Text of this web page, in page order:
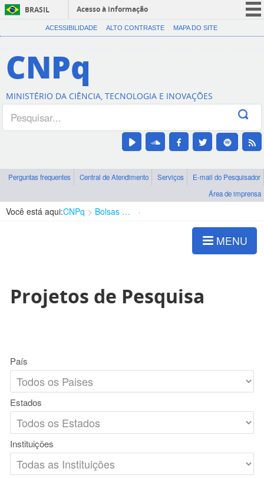
BRASIL
Acesso à informação
CORONAVÍRUS (COVID-19)
Canais
ACESSIBILIDADE ALTO CONTRASTE MAPA DO SITE
CNPq
MINISTÉRIO DA CIÊNCIA, TECNOLOGIA E INOVAÇÕES
Perguntas frequentes Central de Atendimento Serviços
E-mail do Pesquisador
Área de imprensa
Você está aqui:CNPq Bolsas e Auxílios Vigentes
MENU
Projetos de Pesquisa
País
Estados
Instituições